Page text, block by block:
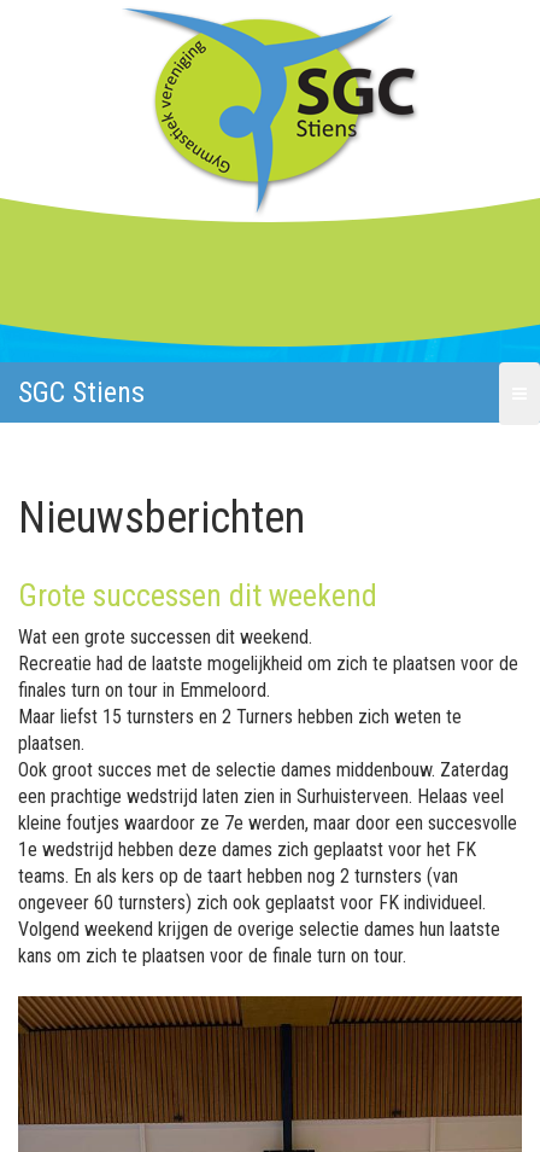
SGC Stiens
Nieuwsberichten
Grote successen dit weekend
Wat een grote successen dit weekend.
Recreatie had de laatste mogelijkheid om zich te plaatsen voor de
finales turn on tour in Emmeloord.
Maar liefst 15 turnsters en 2 Turners hebben zich weten te
plaatsen.
Ook groot succes met de selectie dames middenbouw. Zaterdag
een prachtige wedstrijd laten zien in Surhuisterveen. Helaas veel
kleine foutjes waardoor ze 7e werden, maar door een succesvolle
1e wedstrijd hebben deze dames zich geplaatst voor het FK
teams. En als kers op de taart hebben nog 2 turnsters (van
ongeveer 60 turnsters) zich ook geplaatst voor FK individueel.
Volgend weekend krijgen de overige selectie dames hun laatste
kans om zich te plaatsen voor de finale turn on tour.